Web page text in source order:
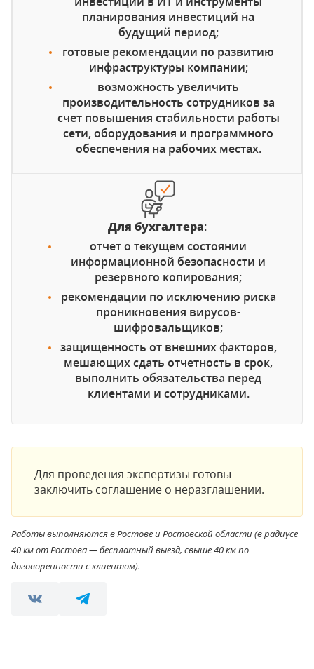
планирования инвестиций на
будущий период;
готовые рекомендации по развитию
инфраструктуры компании;
возможность увеличить
производительность сотрудников за
счет повышения стабильности работы
сети, оборудования и программного
обеспечения на рабочих местах.
Для бухгалтера:
отчет о текущем состоянии
информационной безопасности и
резервного копирования;
рекомендации по исключению риска
проникновения вирусов-
шифровальщиков;
защищенность от внешних факторов,
мешающих сдать отчетность в срок,
выполнить обязательства перед
клиентами и сотрудниками.
Для проведения экспертизы готовы
заключить соглашение о неразглашении.
Работы выполняются в Ростове и Ростовской области (в радиусе
40 км от Ростова — бесплатный выезд, свыше 40 км по
договоренности с клиентом).